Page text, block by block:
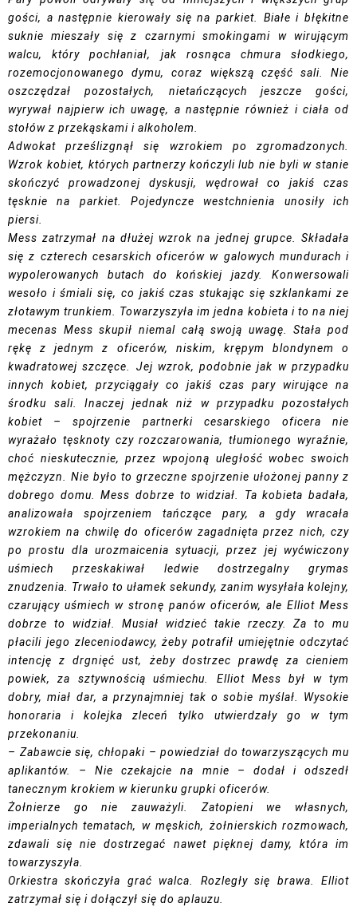
gości, a następnie kierowały się na parkiet. Białe i błękitne
suknie mieszały się z czarnymi smokingami w wirującym
walcu, który pochłaniał, jak rosnąca chmura słodkiego,
rozemocjonowanego dymu, coraz większą część sali. Nie
oszczędzał pozostałych, nietańczących jeszcze gości,
wyrywał najpierw ich uwagę, a następnie również i ciała od
stołów z przekąskami i alkoholem.
Adwokat prześlizgnął się wzrokiem po zgromadzonych.
Wzrok kobiet, których partnerzy kończyli lub nie byli w stanie
skończyć prowadzonej dyskusji, wędrował co jakiś czas
tęsknie na parkiet. Pojedyncze westchnienia unosiły ich
piersi.
Mess zatrzymał na dłużej wzrok na jednej grupce. Składała
się z czterech cesarskich oficerów w galowych mundurach i
wypolerowanych butach do końskiej jazdy. Konwersowali
wesoło i śmiali się, co jakiś czas stukając się szklankami ze
złotawym trunkiem. Towarzyszyła im jedna kobieta i to na niej
mecenas Mess skupił niemal całą swoją uwagę. Stała pod
rękę z jednym z oficerów, niskim, krępym blondynem o
kwadratowej szczęce. Jej wzrok, podobnie jak w przypadku
innych kobiet, przyciągały co jakiś czas pary wirujące na
środku sali. Inaczej jednak niż w przypadku pozostałych
kobiet – spojrzenie partnerki cesarskiego oficera nie
wyrażało tęsknoty czy rozczarowania, tłumionego wyraźnie,
choć nieskutecznie, przez wpojoną uległość wobec swoich
mężczyzn. Nie było to grzeczne spojrzenie ułożonej panny z
dobrego domu. Mess dobrze to widział. Ta kobieta badała,
analizowała spojrzeniem tańczące pary, a gdy wracała
wzrokiem na chwilę do oficerów zagadnięta przez nich, czy
po prostu dla urozmaicenia sytuacji, przez jej wyćwiczony
uśmiech przeskakiwał ledwie dostrzegalny grymas
znudzenia. Trwało to ułamek sekundy, zanim wysyłała kolejny,
czarujący uśmiech w stronę panów oficerów, ale Elliot Mess
dobrze to widział. Musiał widzieć takie rzeczy. Za to mu
płacili jego zleceniodawcy, żeby potrafił umiejętnie odczytać
intencję z drgnięć ust, żeby dostrzec prawdę za cieniem
powiek, za sztywnością uśmiechu. Elliot Mess był w tym
dobry, miał dar, a przynajmniej tak o sobie myślał. Wysokie
honoraria i kolejka zleceń tylko utwierdzały go w tym
przekonaniu.
– Zabawcie się, chłopaki – powiedział do towarzyszących mu
aplikantów. – Nie czekajcie na mnie – dodał i odszedł
tanecznym krokiem w kierunku grupki oficerów.
Żołnierze go nie zauważyli. Zatopieni we własnych,
imperialnych tematach, w męskich, żołnierskich rozmowach,
zdawali się nie dostrzegać nawet pięknej damy, która im
towarzyszyła.
Orkiestra skończyła grać walca. Rozległy się brawa. Elliot
zatrzymał się i dołączył się do aplauzu.